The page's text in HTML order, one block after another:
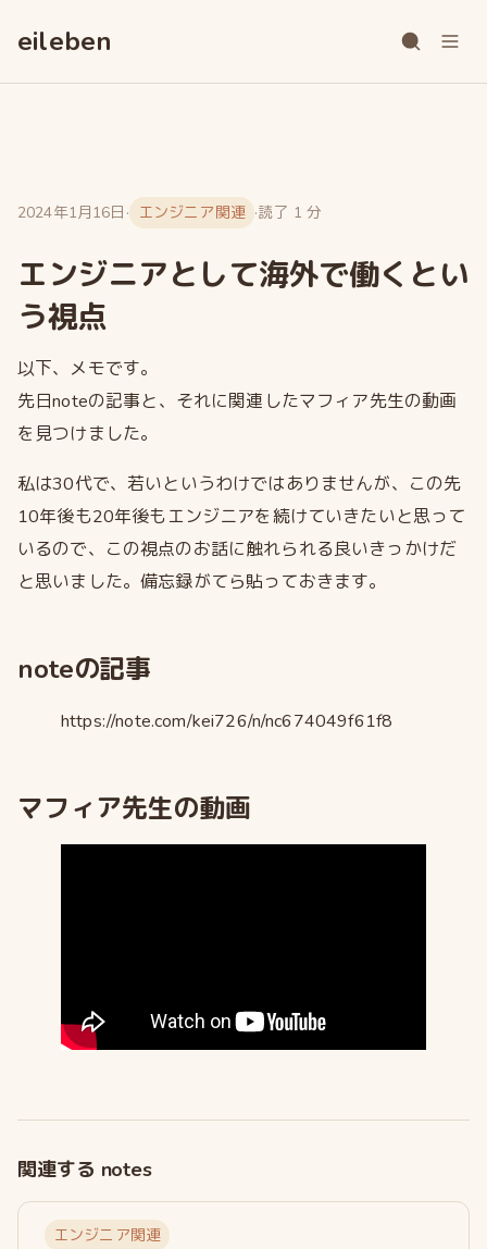
eileben
2024年1月16日 · エンジニア関連 ·読了 1 分
エンジニアとして海外で働くとい
う視点
以下、メモです。
先日noteの記事と、それに関連したマフィア先生の動画
を見つけました。
私は30代で、若いというわけではありませんが、この先
10年後も20年後もエンジニアを続けていきたいと思って
いるので、この視点のお話に触れられる良いきっかけだ
と思いました。備忘録がてら貼っておきます。
noteの記事
https://note.com/kei726/n/nc674049f61f8
マフィア先生の動画
関連する notes
エンジニア関連